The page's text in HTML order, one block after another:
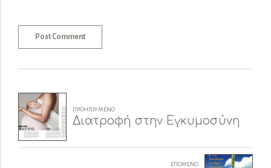
Post Comment
ΠΡΟΗΓΟΎΜΕΝΟ
Διατροφή στην Εγκυμοσύνη
ΕΠΌΜΕΝΟ